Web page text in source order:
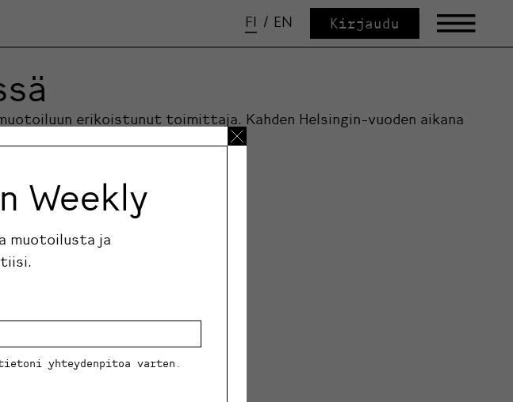
FI / EN Kirjaudu
erikoistunut toimittaja. Kahden Helsingin-vuoden aikana
Weekly
muotoilusta ja
yhteydenpitoa varten.